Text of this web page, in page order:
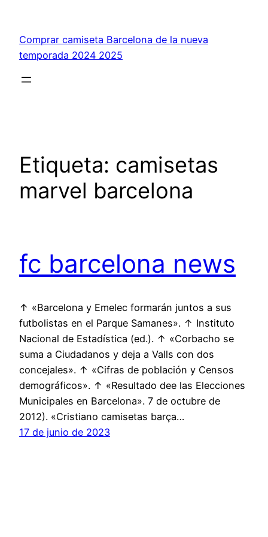
contenido
Comprar camiseta Barcelona de la nueva
temporada 2024 2025
Etiqueta: camisetas
marvel barcelona
fc barcelona news
↑ «Barcelona y Emelec formarán juntos a sus
futbolistas en el Parque Samanes». ↑ Instituto
Nacional de Estadística (ed.). ↑ «Corbacho se
suma a Ciudadanos y deja a Valls con dos
concejales». ↑ «Cifras de población y Censos
demográficos». ↑ «Resultado dee las Elecciones
Municipales en Barcelona». 7 de octubre de
2012). «Cristiano camisetas barça…
17 de junio de 2023